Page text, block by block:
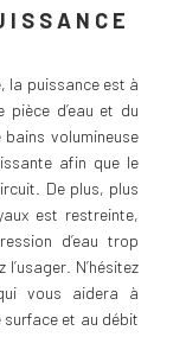
la puissance est à
d’eau et du
volumineuse
afin que le
De plus, plus
est restreinte,
d’eau trop
N’hésitez
vous aidera à
et au débit